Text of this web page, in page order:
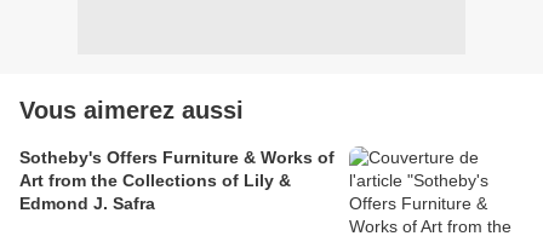
Vous aimerez aussi
Sotheby's Offers Furniture & Works of
Art from the Collections of Lily &
Edmond J. Safra